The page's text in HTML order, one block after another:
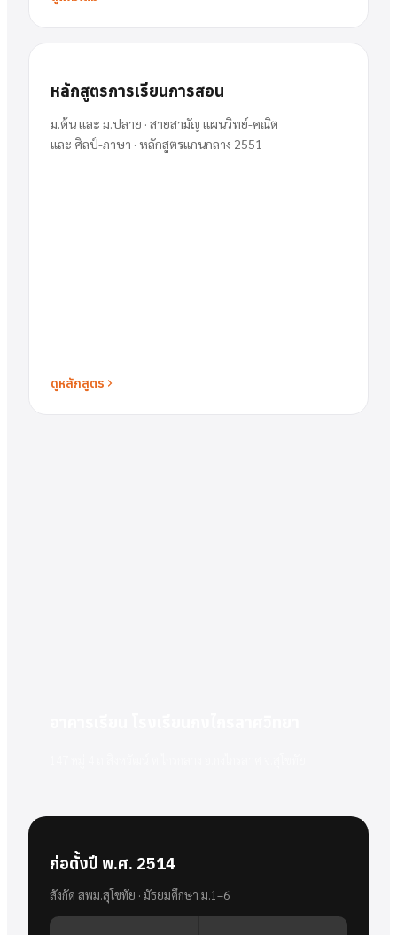
หลักสูตรการเรียนการสอน
ม.ต้น และ ม.ปลาย · สายสามัญ แผนวิทย์-คณิต
และ ศิลป์-ภาษา · หลักสูตรแกนกลาง 2551
ดูหลักสูตร
ก่อตั้งปี พ.ศ. 2514
สังกัด สพม.สุโขทัย · มัธยมศึกษา ม.1–6